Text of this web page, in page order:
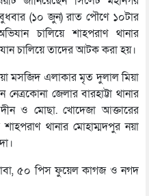
(১০ জুন) রাত পৌণে ১০টার
চালিয়ে শাহপরাণ থানার
চালিয়ে তাদের আটক করা হয়।
মসজিদ এলাকার মৃত দুলাল মিয়া
জেলার বারহাট্টা থানার
ও মোছা. খোদেজা আক্তারের
থানার মোহাম্মদপুর নয়া
৫০ পিস ফুয়েল কাগজ ও নগদ